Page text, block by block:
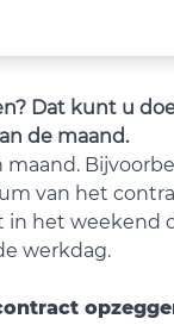
Dat kunt u
de maand.
van het
het weekend
werkdag.